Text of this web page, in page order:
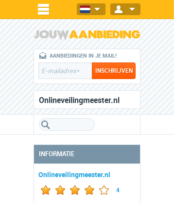
AANBIEDINGEN IN JE MAIL!
Onlineveilingmeester.nl
INFORMATIE
Onlineveilingmeester.nl
4